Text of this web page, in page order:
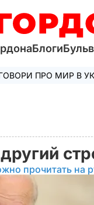
Блоги
ПРО МИР В
прочитать на